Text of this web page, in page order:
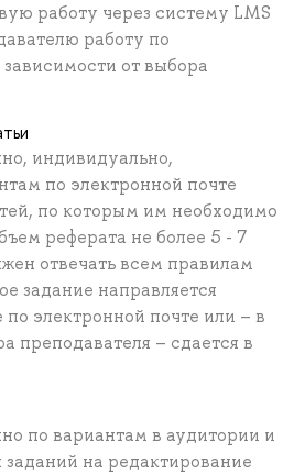
работу через систему LMS
работу по
от выбора
индивидуально,
по электронной почте
по которым им необходимо
реферата не более 5 - 7
отвечать всем правилам
задание направляется
электронной почте или – в
преподавателя – сдается в
по вариантам в аудитории и
заданий на редактирование